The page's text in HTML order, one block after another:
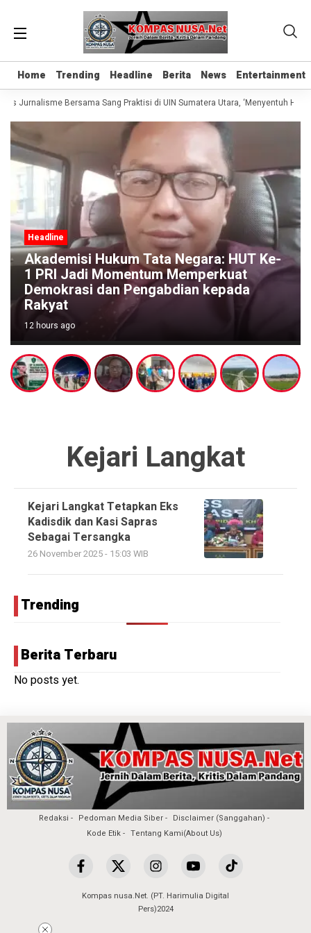
Home Trending Headline Berita News Entertainment
Home Trending Headline Berita News Entertainment
Jurnalisme Bersama Sang Praktisi di UIN Sumatera Utara, ‘Menyentuh Hati
Headline
Akademisi Hukum Tata Negara: HUT Ke-
1 PRI Jadi Momentum Memperkuat
Demokrasi dan Pengabdian kepada
Rakyat
12 hours ago
Kejari Langkat
Kejari Langkat Tetapkan Eks
Kadisdik dan Kasi Sapras
Sebagai Tersangka
26 November 2025 - 15:03 WIB
Trending
Berita Terbaru
No posts yet.
Redaksi Pedoman Media Siber
Disclaimer (Sanggahan)
Kode Etik
Tentang Kami(About Us)
Kompas nusa.Net. (PT. Harimulia Digital
Pers)2024